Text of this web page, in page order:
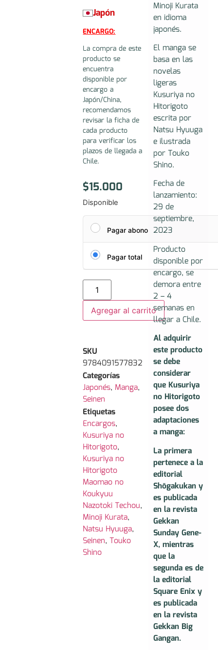
Japón
ENCARGO:
La compra de este
producto se
encuentra
disponible por
encargo a
Japón/China,
recomendamos
revisar la ficha de
cada producto
para verificar los
plazos de llegada a
Chile.
$15.000
Disponible
Pagar abono
Pagar total
Agregar al carrito
SKU
9784091577832
Categorías
Japonés, Manga,
Seinen
Etiquetas
Encargos,
Kusuriya no
Hitorigoto,
Kusuriya no
Hitorigoto
Maomao no
Koukyuu
Nazotoki Techou,
Minoji Kurata,
Natsu Hyuuga,
Seinen,Touko
Shino
Minoji Kurata
en idioma
japonés.
El manga se
basa en las
novelas
ligeras
Kusuriya no
Hitorigoto
escrita por
Natsu Hyuuga
e ilustrada
por Touko
Shino.
Fecha de
lanzamiento:
29 de
septiembre,
2023
Producto
disponible por
encargo, se
demora entre
2 – 4
semanas en
llegar a Chile.
Al adquirir
este producto
se debe
considerar
que Kusuriya
no Hitorigoto
posee dos
adaptaciones
a manga:
La primera
pertenece a la
editorial
Shōgakukan y
es publicada
en la revista
Gekkan
Sunday Gene-
X, mientras
que la
segunda es de
la editorial
Square Enix y
es publicada
en la revista
Gekkan Big
Gangan.